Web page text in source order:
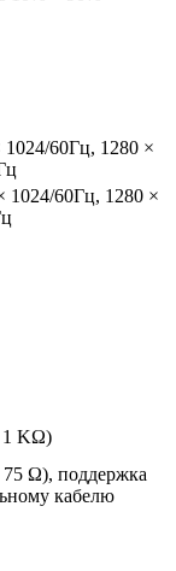
60Гц, 1280 ×
1024/60Гц, 1280 ×
1 KΩ)
Ω), поддержка
кабелю